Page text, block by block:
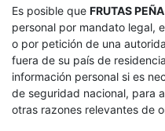
Es posible que FRUTAS PEÑA
personal por mandato legal,
o por petición de una
fuera de su país de
información personal si es
de seguridad nacional, para
otras razones relevantes de